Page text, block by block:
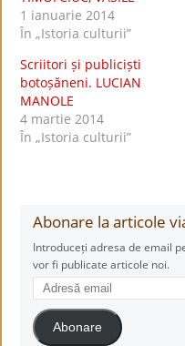
1 ianuarie 2014
În „Istoria culturii”
Scriitori și publiciști
botoșăneni. LUCIAN
MANOLE
4 martie 2014
În „Istoria culturii”
Abonare la articole
Introduceți adresa de email
vor fi publicate articole noi.
Adresă
email
Abonare